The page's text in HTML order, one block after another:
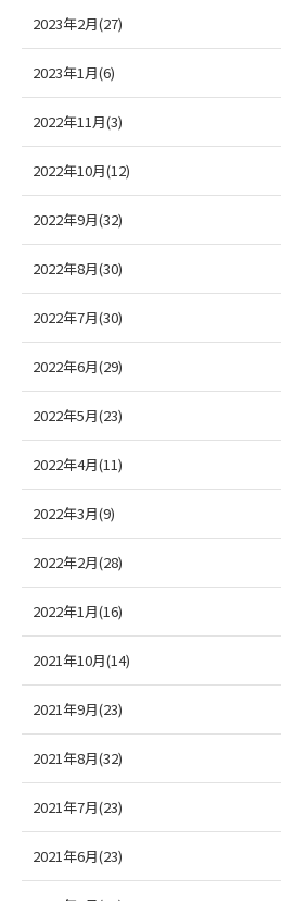
2023年2月(27)
2023年1月(6)
2022年11月(3)
2022年10月(12)
2022年9月(32)
2022年8月(30)
2022年7月(30)
2022年6月(29)
2022年5月(23)
2022年4月(11)
2022年3月(9)
2022年2月(28)
2022年1月(16)
2021年10月(14)
2021年9月(23)
2021年8月(32)
2021年7月(23)
2021年6月(23)